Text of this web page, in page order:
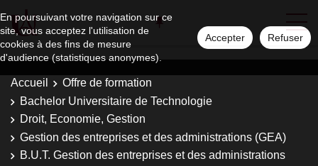
En poursuivant votre navigation sur ce
site, vous acceptez l'utilisation de
cookies à des fins de mesure
d'audience (statistiques anonymes).
Accepter Refuser
Accueil
Offre de formation
Bachelor Universitaire de Technologie
Droit, Economie, Gestion
Gestion des entreprises et des administrations (GEA)
B.U.T. Gestion des entreprises et des administrations